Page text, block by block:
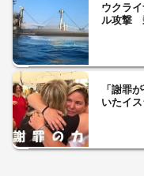
ウクラ
ル攻撃
「謝罪
いたイ